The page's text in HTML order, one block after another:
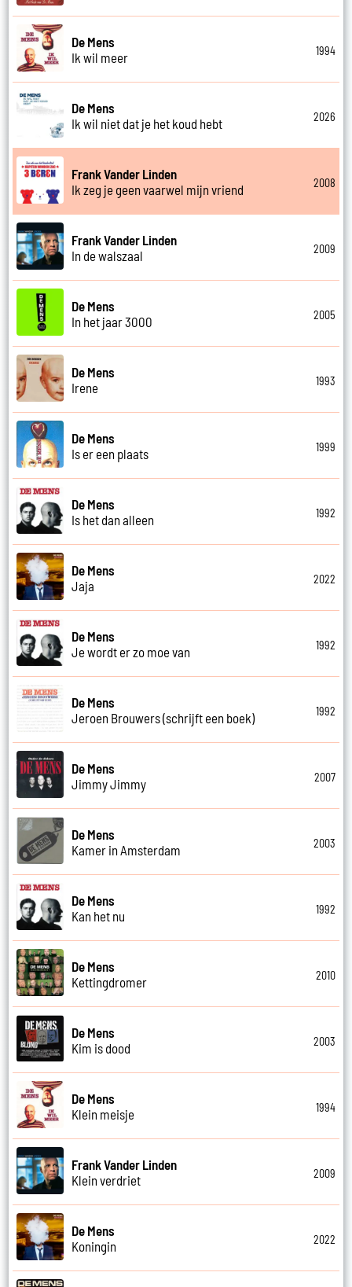
De Mens
Ik wil meer
1994
De Mens
Ik wil niet dat je het koud hebt
2026
Frank Vander Linden
Ik zeg je geen vaarwel mijn vriend
2008
Frank Vander Linden
In de walszaal
2009
De Mens
In het jaar 3000
2005
De Mens
Irene
1993
De Mens
Is er een plaats
1999
De Mens
Is het dan alleen
1992
De Mens
Jaja
2022
De Mens
Je wordt er zo moe van
1992
De Mens
Jeroen Brouwers (schrijft een boek)
1992
De Mens
Jimmy Jimmy
2007
De Mens
Kamer in Amsterdam
2003
De Mens
Kan het nu
1992
De Mens
Kettingdromer
2010
De Mens
Kim is dood
2003
De Mens
Klein meisje
1994
Frank Vander Linden
Klein verdriet
2009
De Mens
Koningin
2022